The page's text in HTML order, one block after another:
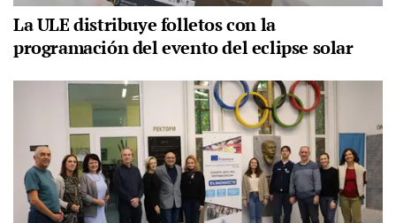
La ULE distribuye folletos con la
programación del evento del eclipse solar